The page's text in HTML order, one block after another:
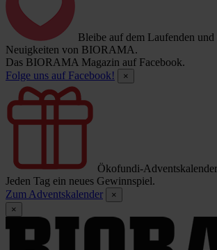
Bleibe auf dem Laufenden und
Neuigkeiten von BIORAMA.
Das BIORAMA Magazin auf Facebook.
Folge uns auf Facebook!
×
Ökofundi-Adventskalender
Jeden Tag ein neues Gewinnspiel.
Zum Adventskalender
×
×